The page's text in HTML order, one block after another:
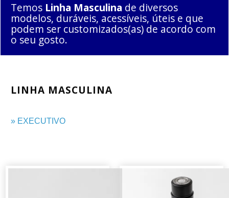
Temos Linha Masculina de diversos
modelos, duráveis, acessíveis, úteis e que
podem ser customizados(as) de acordo com
o seu gosto.
LINHA MASCULINA
» EXECUTIVO